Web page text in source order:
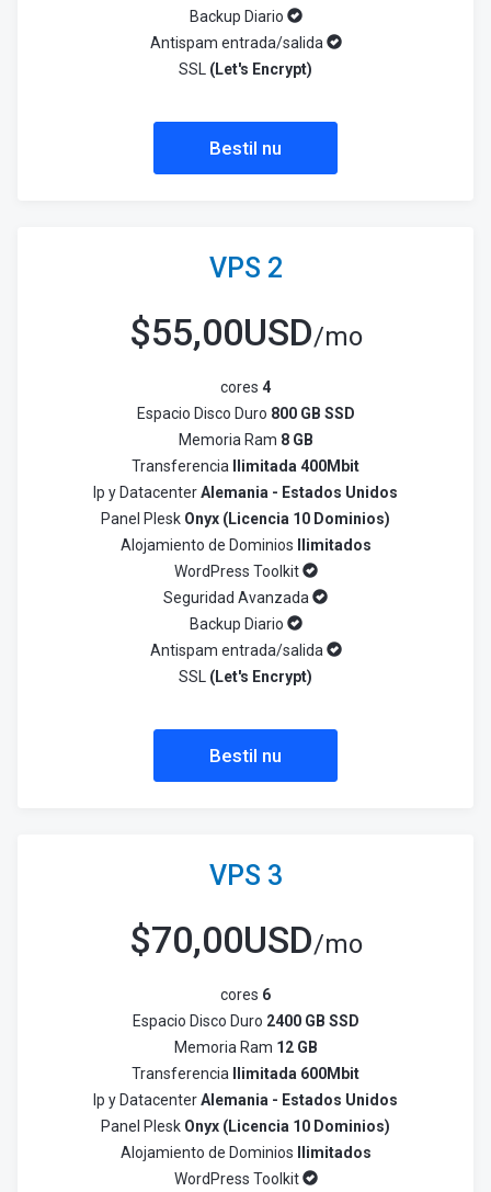
Backup Diario
Antispam entrada/salida
SSL (Let's Encrypt)
Bestil nu
VPS 2
$55,00USD/mo
cores 4
Espacio Disco Duro 800 GB SSD
Memoria Ram 8 GB
Transferencia
Ilimitada 400Mbit
Ip y DatacenterAlemania - Estados Unidos
Panel Plesk Onyx (Licencia 10 Dominios)
Alojamiento de Dominios Ilimitados
WordPress Toolkit
Seguridad Avanzada
Backup Diario
Antispam entrada/salida
SSL (Let's Encrypt)
Bestil nu
VPS 3
$70,00USD/mo
cores 6
Espacio Disco Duro 2400 GB SSD
Memoria Ram 12 GB
Transferencia
Ilimitada 600Mbit
Ip y DatacenterAlemania - Estados Unidos
Panel Plesk Onyx (Licencia 10 Dominios)
Alojamiento de Dominios Ilimitados
WordPress Toolkit